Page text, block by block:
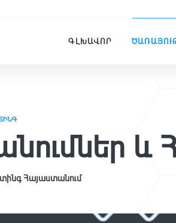
ԳԼԽԱՎՈՐ
և
Հայաստանում